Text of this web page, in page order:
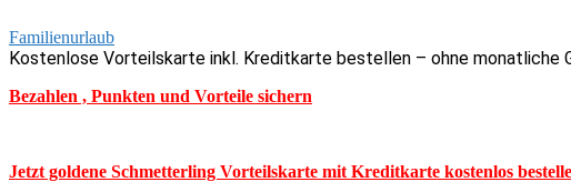
Familienurlaub
Kostenlose Vorteilskarte inkl. Kreditkarte bestellen – ohne monatliche
Bezahlen , Punkten und Vorteile sichern
Jetzt goldene Schmetterling Vorteilskarte mit Kreditkarte kostenlos